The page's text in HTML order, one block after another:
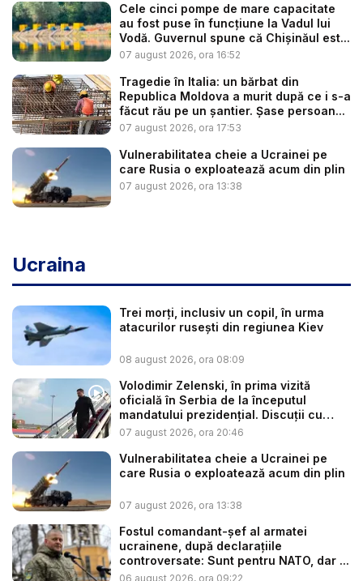
Cele cinci pompe de mare capacitate
au fost puse în funcțiune la Vadul lui
Vodă. Guvernul spune că Chișinăul est...
07 august 2026, ora 16:52
Tragedie în Italia: un bărbat din
Republica Moldova a murit după ce i s-a
făcut rău pe un șantier. Șase persoan...
07 august 2026, ora 17:53
Vulnerabilitatea cheie a Ucrainei pe
care Rusia o exploatează acum din plin
07 august 2026, ora 13:38
Ucraina
Trei morți, inclusiv un copil, în urma
atacurilor rusești din regiunea Kiev
08 august 2026, ora 08:09
Volodimir Zelenski, în prima vizită
oficială în Serbia de la începutul
mandatului prezidențial. Discuții cu
Vuč...
07 august 2026, ora 20:46
Vulnerabilitatea cheie a Ucrainei pe
care Rusia o exploatează acum din plin
07 august 2026, ora 13:38
Fostul comandant-șef al armatei
ucrainene, după declarațiile
controversate: Sunt pentru NATO, dar ...
06 august 2026, ora 09:22